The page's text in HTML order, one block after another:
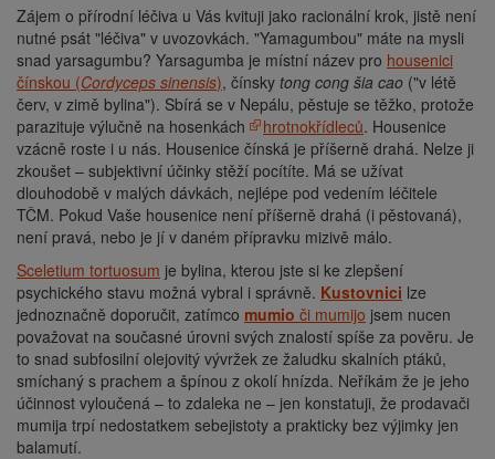
Zájem o přírodní léčiva u Vás kvituji jako racionální krok, jistě není
nutné psát "léčiva" v uvozovkách. "Yamagumbou" máte na mysli
snad yarsagumbu? Yarsagumba je místní název pro housenici
čínskou (Cordyceps sinensis), čínsky tong cong šia cao ("v létě
červ, v zimě bylina"). Sbírá se v Nepálu, pěstuje se těžko, protože
parazituje výlučně na hosenkách
hrotnokřídleců. Housenice
vzácně roste i u nás. Housenice čínská je příšerně drahá. Nelze ji
zkoušet – subjektivní účinky stěží pocítíte. Má se užívat
dlouhodobě v malých dávkách, nejlépe pod vedením léčitele
TČM. Pokud Vaše housenice není příšerně drahá (i pěstovaná),
není pravá, nebo je jí v daném přípravku mizivě málo.
Sceletium tortuosum je bylina, kterou jste si ke zlepšení
psychického stavu možná vybral i správně. Kustovnici lze
jednoznačně doporučit, zatímco mumio či mumijo jsem nucen
považovat na současné úrovni svých znalostí spíše za pověru. Je
to snad subfosilní olejovitý vývržek ze žaludku skalních ptáků,
smíchaný s prachem a špínou z okolí hnízda. Neříkám že je jeho
účinnost vyloučená – to zdaleka ne – jen konstatuji, že prodavači
mumija trpí nedostatkem sebejistoty a prakticky bez výjimky jen
balamutí.